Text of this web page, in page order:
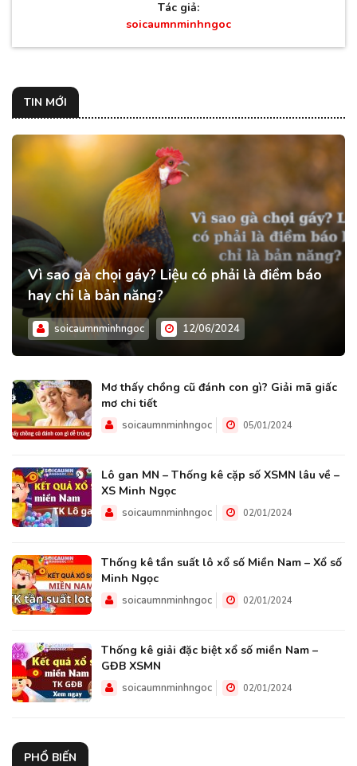
Tác giả:
soicaumnminhngoc
TIN MỚI
Vì sao gà chọi gáy? Liệu có phải là điềm báo
hay chỉ là bản năng?
soicaumnminhngoc 12/06/2024
Mơ thấy chồng cũ đánh con gì? Giải mã giấc
mơ chi tiết
soicaumnminhngoc 05/01/2024
Lô gan MN – Thống kê cặp số XSMN lâu về –
XS Minh Ngọc
soicaumnminhngoc 02/01/2024
Thống kê tần suất lô xổ số Miền Nam – Xổ số
Minh Ngọc
soicaumnminhngoc 02/01/2024
Thống kê giải đặc biệt xổ số miền Nam –
GĐB XSMN
soicaumnminhngoc 02/01/2024
PHỔ BIẾN